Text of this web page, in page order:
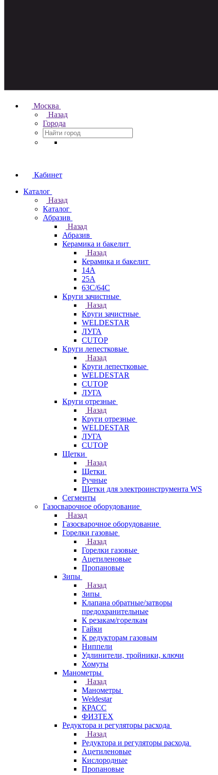
Москва
Назад
Города
Кабинет
Каталог
Назад
Каталог
Абразив
Назад
Абразив
Керамика и бакелит
Назад
Керамика и бакелит
14А
25А
63С/64С
Круги зачистные
Назад
Круги зачистные
WELDESTAR
ЛУГА
CUTOP
Круги лепестковые
Назад
Круги лепестковые
WELDESTAR
CUTOP
ЛУГА
Круги отрезные
Назад
Круги отрезные
WELDESTAR
ЛУГА
CUTOP
Щетки
Назад
Щетки
Ручные
Щетки для электроинструмента WS
Сегменты
Газосварочное оборудование
Назад
Газосварочное оборудование
Горелки газовые
Назад
Горелки газовые
Ацетиленовые
Пропановые
Зипы
Назад
Зипы
Клапана обратные/затворы
предохранительные
К резакам/горелкам
Гайки
К редукторам газовым
Ниппели
Удлинители, тройники, ключи
Хомуты
Манометры
Назад
Манометры
Weldestar
КРАСС
ФИЗТЕХ
Редуктора и регуляторы расхода
Назад
Редуктора и регуляторы расхода
Ацетиленовые
Кислородные
Пропановые